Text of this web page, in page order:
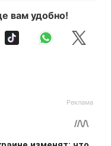
вам удобно!